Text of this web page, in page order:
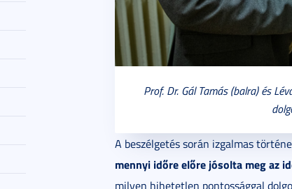
Prof. Dr. Gál Tamás (balra) és
A beszélgetés során izgalmas
mennyi időre előre jósolta meg az
milyen hihetetlen pontossággal